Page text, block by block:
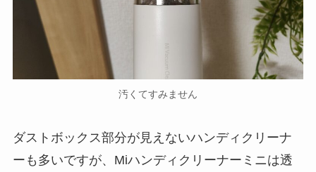
汚くてすみません
ダストボックス部分が見えないハンディクリーナ
ーも多いですが、Miハンディクリーナーミニは透